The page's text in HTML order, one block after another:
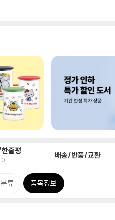
줄평
0 배송/반품/교환
류 품목정보